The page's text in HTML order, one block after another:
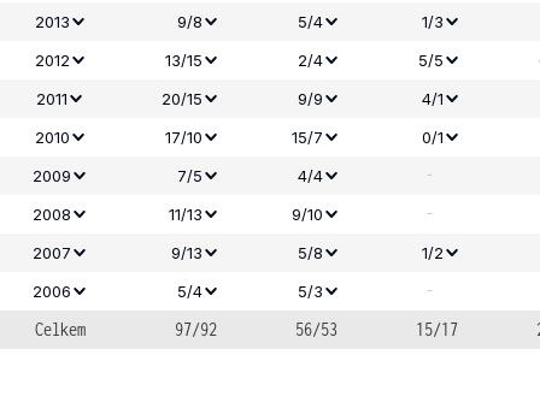
2013 9/8 5/4
1/3
2012
13/15 2/4 5/5
2011
20/15 9/9 4/1
2010
17/10 15/7 0/1
2009
7/5 4/4 -
2008 11/13 9/10 -
2007
9/13 5/8 1/2
2006
5/4 5/3
-
Celkem
97/92 56/53 15/17